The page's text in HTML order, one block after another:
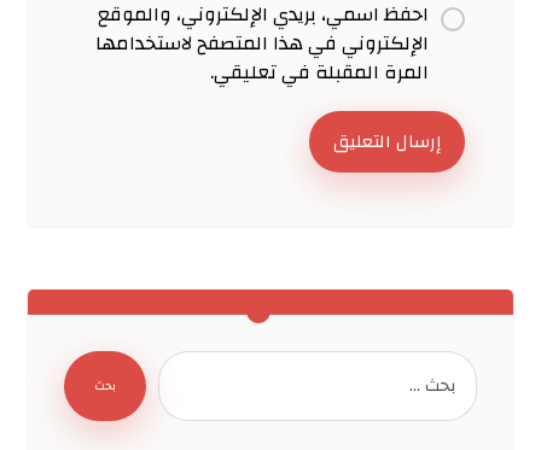
احفظ اسمي، بريدي الإلكتروني، والموقع
الإلكتروني في هذا المتصفح لاستخدامها
المرة المقبلة في تعليقي.
إرسال التعليق
بحث